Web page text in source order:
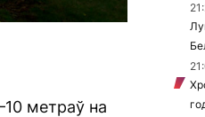
метраў на